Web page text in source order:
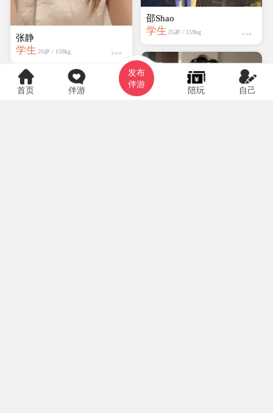
张静
学生 20岁 / 159kg
邵Shao
学生 25岁 / 159kg
首页 伴游
发布
伴游
陪玩 自己